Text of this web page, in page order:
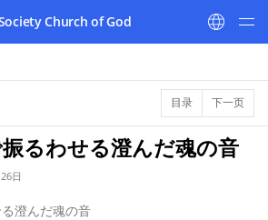
Church of God
目录 下一页
るわせる澄んだ魂の音
日
澄んだ魂の音